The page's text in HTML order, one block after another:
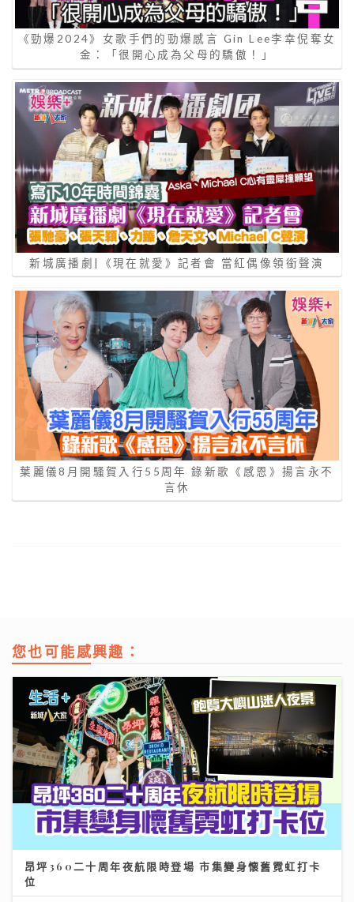
《勁爆2024》女歌手們的勁爆感言 Gin Lee李幸倪奪女
金：「很開心成為父母的驕傲！」
新城廣播劇|《現在就愛》記者會 當紅偶像領銜聲演
葉麗儀8月開騷賀入行55周年 錄新歌《感恩》揚言永不
言休
您也可能感興趣：
昂坪360二十周年夜航限時登場 市集變身懷舊霓虹打卡
位